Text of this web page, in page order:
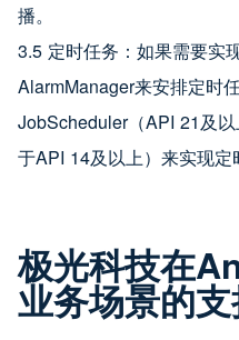
播。
3.5 定时任务：如果需要实
AlarmManager来安排定时
JobScheduler（API 21及
于API 14及以上）来实现定
极光科技在
业务场景的